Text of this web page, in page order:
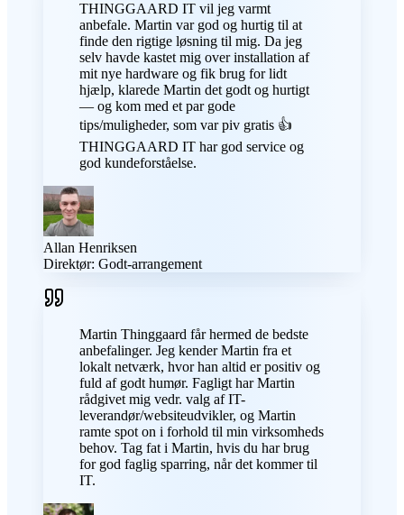
THINGGAARD IT vil jeg varmt
anbefale. Martin var god og hurtig til at
finde den rigtige løsning til mig. Da jeg
selv havde kastet mig over installation af
mit nye hardware og fik brug for lidt
hjælp, klarede Martin det godt og hurtigt
— og kom med et par gode
tips/muligheder, som var piv gratis 👍
THINGGAARD IT har god service og
god kundeforståelse.
Allan Henriksen
Direktør: Godt-arrangement
Martin Thinggaard får hermed de bedste
anbefalinger. Jeg kender Martin fra et
lokalt netværk, hvor han altid er positiv og
fuld af godt humør. Fagligt har Martin
rådgivet mig vedr. valg af IT-
leverandør/websiteudvikler, og Martin
ramte spot on i forhold til min virksomheds
behov. Tag fat i Martin, hvis du har brug
for god faglig sparring, når det kommer til
IT.